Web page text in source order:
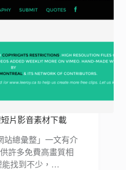
片影音素材下載
站總彙整」一文有介
許多免費高畫質相
能找到不少，…